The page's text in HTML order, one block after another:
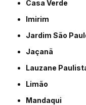
Casa Verde
Imirim
Jardim São
Jaçanã
Lauzane
Limão
Mandaqui